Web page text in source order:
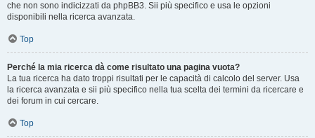
che non sono indicizzati da phpBB3. Sii più specifico e usa le opzioni
disponibili nella ricerca avanzata.
Top
Perché la mia ricerca dà come risultato una pagina vuota?
La tua ricerca ha dato troppi risultati per le capacità di calcolo del server. Usa
la ricerca avanzata e sii più specifico nella tua scelta dei termini da ricercare e
dei forum in cui cercare.
Top